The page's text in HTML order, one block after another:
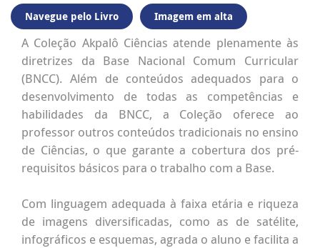
Navegue pelo Livro Imagem em alta
A Coleção Akpalô Ciências atende plenamente às
diretrizes da Base Nacional Comum Curricular
(BNCC). Além de conteúdos adequados para o
desenvolvimento de todas as competências e
habilidades da BNCC, a Coleção oferece ao
professor outros conteúdos tradicionais no ensino
de Ciências, o que garante a cobertura dos pré-
requisitos básicos para o trabalho com a Base.
Com linguagem adequada à faixa etária e riqueza
de imagens diversificadas, como as de satélite,
infográficos e esquemas, agrada o aluno e facilita a